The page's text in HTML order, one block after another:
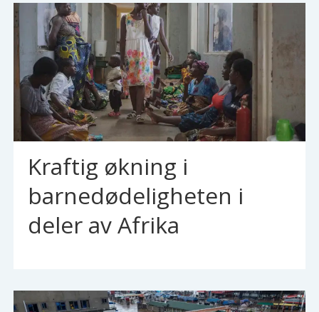
Kraftig økning i
barnedødeligheten i
deler av Afrika